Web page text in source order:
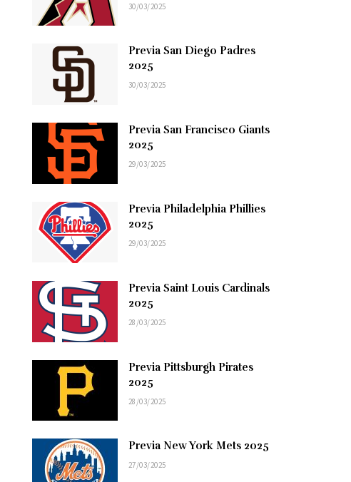
30/03/2025
Previa San Diego Padres
2025
30/03/2025
Previa San Francisco Giants
2025
29/03/2025
Previa Philadelphia Phillies
2025
29/03/2025
Previa Saint Louis Cardinals
2025
28/03/2025
Previa Pittsburgh Pirates
2025
28/03/2025
Previa New York Mets 2025
27/03/2025